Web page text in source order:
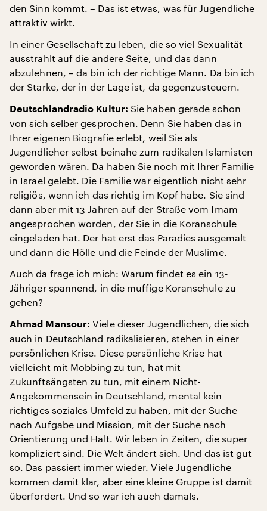
den Sinn kommt. – Das ist etwas, was für Jugendliche
attraktiv wirkt.
In einer Gesellschaft zu leben, die so viel Sexualität
ausstrahlt auf die andere Seite, und das dann
abzulehnen, – da bin ich der richtige Mann. Da bin ich
der Starke, der in der Lage ist, da gegenzusteuern.
Deutschlandradio Kultur: Sie haben gerade schon
von sich selber gesprochen. Denn Sie haben das in
Ihrer eigenen Biografie erlebt, weil Sie als
Jugendlicher selbst beinahe zum radikalen Islamisten
geworden wären. Da haben Sie noch mit Ihrer Familie
in Israel gelebt. Die Familie war eigentlich nicht sehr
religiös, wenn ich das richtig im Kopf habe. Sie sind
dann aber mit 13 Jahren auf der Straße vom Imam
angesprochen worden, der Sie in die Koranschule
eingeladen hat. Der hat erst das Paradies ausgemalt
und dann die Hölle und die Feinde der Muslime.
Auch da frage ich mich: Warum findet es ein 13-
Jähriger spannend, in die muffige Koranschule zu
gehen?
Ahmad Mansour: Viele dieser Jugendlichen, die sich
auch in Deutschland radikalisieren, stehen in einer
persönlichen Krise. Diese persönliche Krise hat
vielleicht mit Mobbing zu tun, hat mit
Zukunftsängsten zu tun, mit einem Nicht-
Angekommensein in Deutschland, mental kein
richtiges soziales Umfeld zu haben, mit der Suche
nach Aufgabe und Mission, mit der Suche nach
Orientierung und Halt. Wir leben in Zeiten, die super
kompliziert sind. Die Welt ändert sich. Und das ist gut
so. Das passiert immer wieder. Viele Jugendliche
kommen damit klar, aber eine kleine Gruppe ist damit
überfordert. Und so war ich auch damals.